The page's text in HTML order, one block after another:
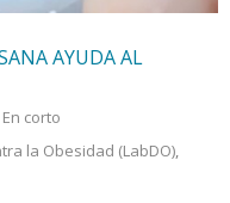
AYUDA AL
En corto
la Obesidad (LabDO),